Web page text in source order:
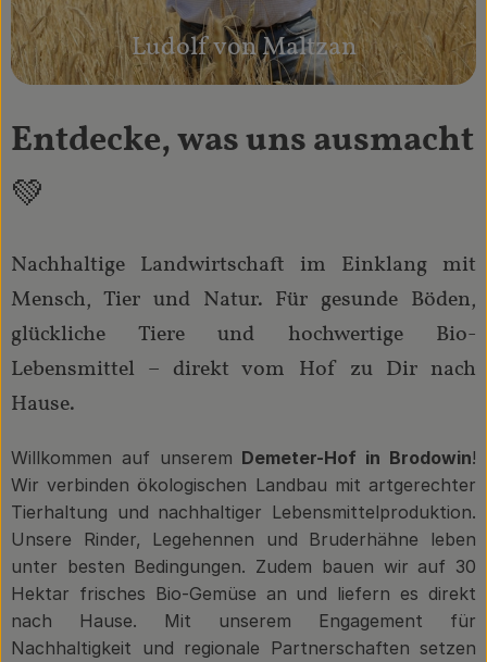
Ludolf von Maltzan
Entdecke, was uns ausmacht
💚
Nachhaltige Landwirtschaft im Einklang mit
Mensch, Tier und Natur. Für gesunde Böden,
glückliche Tiere und hochwertige Bio-
Lebensmittel – direkt vom Hof zu Dir nach
Hause.
Willkommen auf unserem Demeter-Hof in Brodowin!
Wir verbinden ökologischen Landbau mit artgerechter
Tierhaltung und nachhaltiger Lebensmittelproduktion.
Unsere Rinder, Legehennen und Bruderhähne leben
unter besten Bedingungen. Zudem bauen wir auf 30
Hektar frisches Bio-Gemüse an und liefern es direkt
nach Hause. Mit unserem Engagement für
Nachhaltigkeit und regionale Partnerschaften setzen